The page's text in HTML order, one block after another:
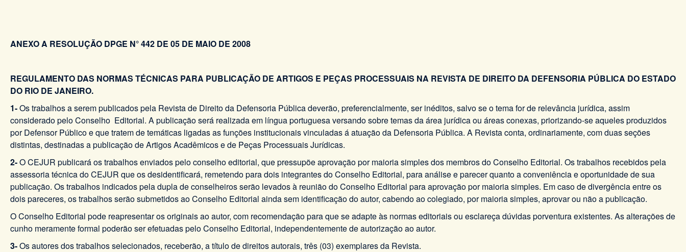
ANEXO A RESOLUÇÃO DPGE N° 442 DE 05 DE MAIO DE 2008
REGULAMENTO DAS NORMAS TÉCNICAS PARA PUBLICAÇÃO DE ARTIGOS E PEÇAS PROCESSUAIS NA REVISTA DE DIREITO DA DEFENSORIA PÚBLICA DO ESTADO
DO RIO DE JANEIRO.
1-Os trabalhos a serem publicados pela Revista de Direito da Defensoria Pública deverão, preferencialmente, ser inéditos, salvo se o tema for de relevância jurídica, assim
considerado pelo Conselho Editorial. A publicação será realizada em língua portuguesa versando sobre temas da área jurídica ou áreas conexas, priorizando-se aqueles produzidos
por Defensor Público e que tratem de temáticas ligadas as funções institucionais vinculadas á atuação da Defensoria Pública. A Revista conta, ordinariamente, com duas seções
distintas, destinadas a publicação de Artigos Acadêmicos e de Peças Processuais Jurídicas.
2-O CEJUR publicará os trabalhos enviados pelo conselho editorial, que pressupõe aprovação por maioria simples dos membros do Conselho Editorial. Os trabalhos recebidos pela
assessoria técnica do CEJUR que os desidentificará, remetendo para dois integrantes do Conselho Editorial, para análise e parecer quanto a conveniência e oportunidade de sua
publicação. Os trabalhos indicados pela dupla de conselheiros serão levados à reunião do Conselho Editorial para aprovação por maioria simples. Em caso de divergência entre os
dois pareceres, os trabalhos serão submetidos ao Conselho Editorial ainda sem identificação do autor, cabendo ao colegiado, por maioria simples, aprovar ou não a publicação.
O Conselho Editorial pode reapresentar os originais ao autor, com recomendação para que se adapte às normas editoriais ou esclareça dúvidas porventura existentes. As alterações de
cunho meramente formal poderão ser efetuadas pelo Conselho Editorial, independentemente de autorização ao autor.
3-Os autores dos trabalhos selecionados, receberão, a título de direitos autorais, três (03) exemplares da Revista.